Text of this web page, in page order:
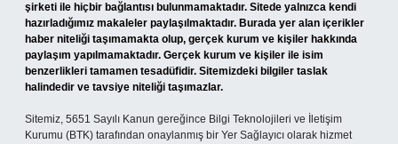
şirketi ile hiçbir bağlantısı bulunmamaktadır. Sitede yalnızca kendi
hazırladığımız makaleler paylaşılmaktadır. Burada yer alan içerikler
haber niteliği taşımamakta olup, gerçek kurum ve kişiler hakkında
paylaşım yapılmamaktadır. Gerçek kurum ve kişiler ile isim
benzerlikleri tamamen tesadüfidir. Sitemizdeki bilgiler taslak
halindedir ve tavsiye niteliği taşımazlar.
Sitemiz, 5651 Sayılı Kanun gereğince Bilgi Teknolojileri ve İletişim
Kurumu (BTK) tarafından onaylanmış bir Yer Sağlayıcı olarak hizmet